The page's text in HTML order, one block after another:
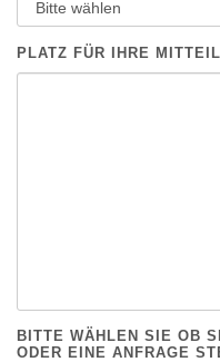
PLATZ FÜR IHRE
BITTE WÄHLEN SIE OB
ODER EINE ANFRAGE